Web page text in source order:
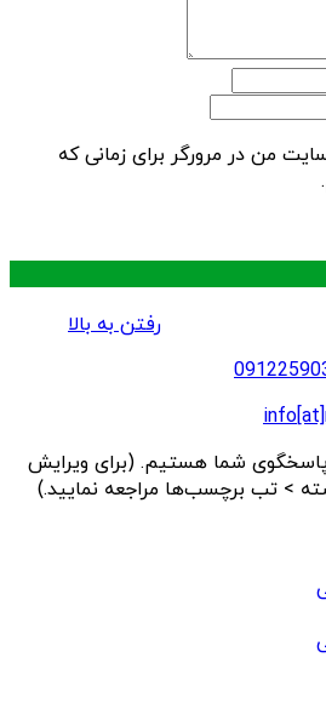
من در مرورگر برای زمانی که
رفتن به بالا
روز هفته پاسخگوی شما هستیم. (برای ویرایش
> تب برچسب‌ها مراجعه نمایید.)